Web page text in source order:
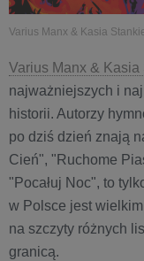
Varius Manx & Kasia
Varius Manx & Kasia
najważniejszych i
historii. Autorzy
po dziś dzień znają
Cień", "Ruchome
"Pocałuj Noc", to
w Polsce jest
na szczyty różnych
granicą.